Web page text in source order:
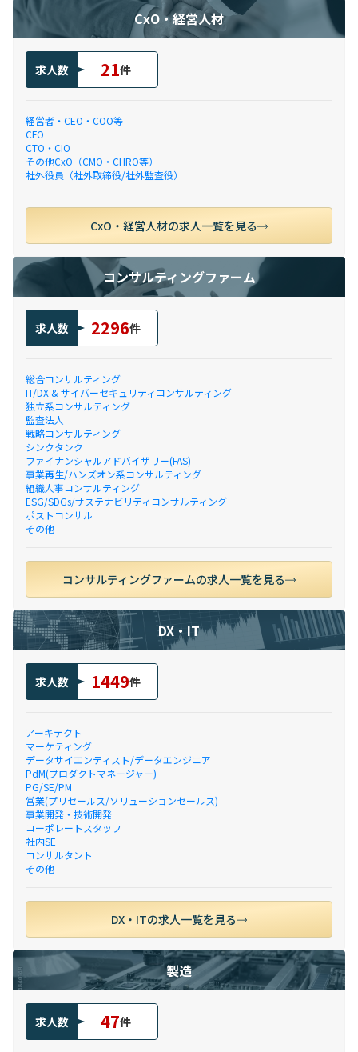
CxO・経営人材
求人数 21件
経営者・CEO・COO等
CFO
CTO・CIO
その他CxO（CMO・CHRO等）
社外役員（社外取締役/社外監査役）
CxO・経営人材の求人一覧を見る
コンサルティングファーム
求人数 2296件
総合コンサルティング
IT/DX & サイバーセキュリティコンサルティング
独立系コンサルティング
監査法人
戦略コンサルティング
シンクタンク
ファイナンシャルアドバイザリー(FAS)
事業再生/ハンズオン系コンサルティング
組織人事コンサルティング
ESG/SDGs/サステナビリティコンサルティング
ポストコンサル
その他
コンサルティングファームの求人一覧を見る
DX・IT
求人数 1449件
アーキテクト
マーケティング
データサイエンティスト/データエンジニア
PdM(プロダクトマネージャー)
PG/SE/PM
営業(プリセールス/ソリューションセールス)
事業開発・技術開発
コーポレートスタッフ
社内SE
コンサルタント
その他
DX・ITの求人一覧を見る
製造
求人数 47件